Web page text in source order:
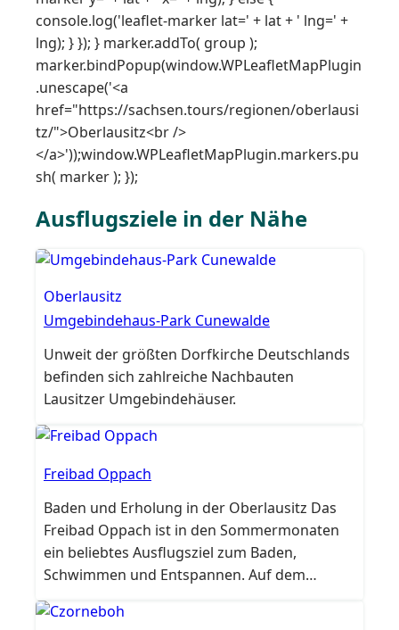
console.log('leaflet-marker lat=' + lat + ' lng=' +
lng); } }); } marker.addTo( group );
marker.bindPopup(window.WPLeafletMapPlugin
.unescape('<a
href="https://sachsen.tours/regionen/oberlausi
tz/">Oberlausitz<br />
</a>'));window.WPLeafletMapPlugin.markers.pu
sh( marker ); });
Ausflugsziele in der Nähe
Oberlausitz
Umgebindehaus-Park Cunewalde
Unweit der größten Dorfkirche Deutschlands
befinden sich zahlreiche Nachbauten
Lausitzer Umgebindehäuser.
Freibad Oppach
Baden und Erholung in der Oberlausitz Das
Freibad Oppach ist in den Sommermonaten
ein beliebtes Ausflugsziel zum Baden,
Schwimmen und Entspannen. Auf dem
weitläufigen Gelände erwarten die Besucher
ein großes Schwimmbecken, gepflegte